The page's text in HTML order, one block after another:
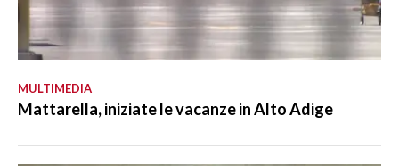
MULTIMEDIA
Mattarella, iniziate le vacanze in Alto Adige